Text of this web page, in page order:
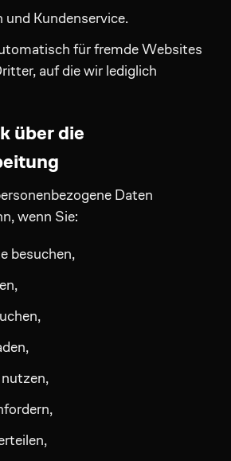
und Kundenservice.
für fremde Websites
auf die wir lediglich
über die
Daten
wenn Sie:
besuchen,